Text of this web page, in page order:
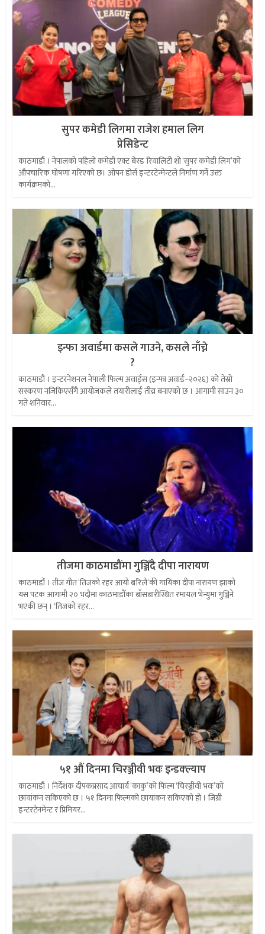
सुपर कमेडी लिगमा राजेश हमाल लिग
प्रेसिडेन्ट
काठमाडौं । नेपालको पहिलो कमेडी एक्ट बेस्ड रियालिटी शो ‘सुपर कमेडी लिग’को
औपचारिक घोषणा गरिएको छ। ओपन डोर्स इन्टरटेन्मेन्टले निर्माण गर्ने उक्त
कार्यक्रमको...
इन्फा अवार्डमा कसले गाउने, कसले नाँच्ने
?
काठमाडौं । इन्टरनेशनल नेपाली फिल्म अवार्ड्स (इन्फा अवार्ड–२०२६) को तेस्रो
संस्करण नजिकिएसँगै आयोजकले तयारीलाई तीव्र बनाएको छ । आगामी साउन ३०
गते शनिवार...
तीजमा काठमाडौंमा गुञ्जिँदै दीपा नारायण
काठमाडौं । तीज गीत ‘तिजको रहर आयो बरिलै‘की गायिका दीपा नारायण झाको
यस पटक आगामी २० भदौमा काठमाडौँका बाँसबारीस्थित रमायल भेन्युमा गुञ्जिने
भएकी छन् । ‘तिजको रहर...
५१ औं दिनमा चिरञ्जीवी भवः इन्डक्ल्याप
काठमाडौं । निर्देशक दीपकप्रसाद आचार्य ‘काकु’को फिल्म ‘चिरञ्जीवी भवः’को
छायांकन सकिएको छ । ५१ दिनमा फिल्मको छायांकन सकिएको हो । जिग्री
इन्टरटेनमेन्ट र प्रिमियर...